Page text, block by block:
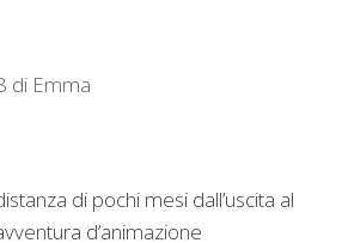
di Emma
di pochi mesi dall’uscita al
d’animazione